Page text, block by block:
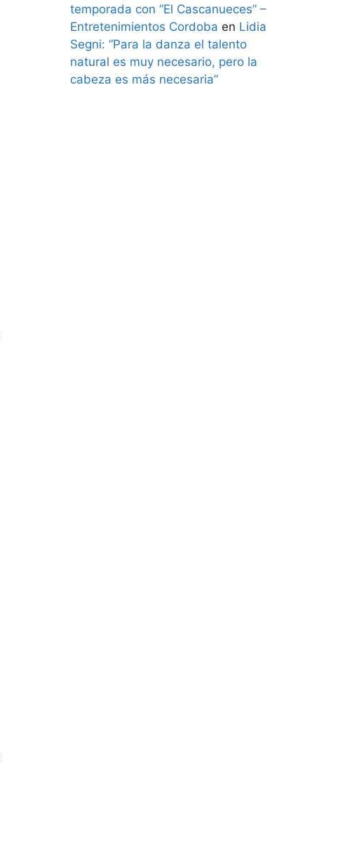
temporada con “El Cascanueces” –
Entretenimientos Cordoba en Lidia
Segni: “Para la danza el talento
natural es muy necesario, pero la
cabeza es más necesaria”